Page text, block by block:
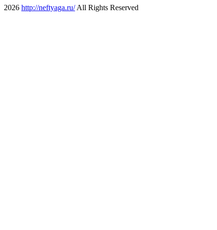
2026 http://neftyaga.ru/All Rights Reserved